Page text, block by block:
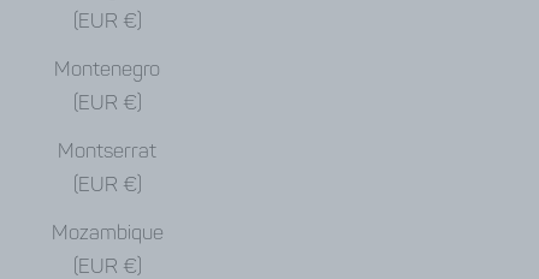
(EUR €)
Montenegro
(EUR €)
Montserrat
(EUR €)
Mozambique
(EUR €)